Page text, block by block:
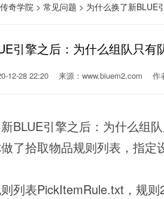
传奇学院 > 常见问题 > 为什么换了新BLUE
引擎之后：为什么组队只有
12-28 22:20 来源：www.biuem2.com 作
BLUE引擎之后：为什么组
了拾取物品规则列表，指定
列表PickItemRule.txt，规